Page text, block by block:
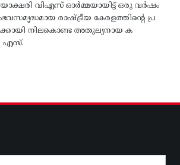
വിഎസ് ഓർമ്മയായിട്ട് ഒരു വർഷം
രാഷ്ട്രീയ കേരളത്തിന്റെ പ്ര
നിലകൊണ്ട അതുല്യനായ ക
എസ്.